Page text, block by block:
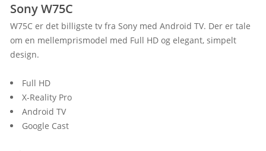
Sony W75C
W75C er det billigste tv fra Sony med Android TV. Der er tale
om en mellemprismodel med Full HD og elegant, simpelt
design.
Full HD
X-Reality Pro
Android TV
Google Cast